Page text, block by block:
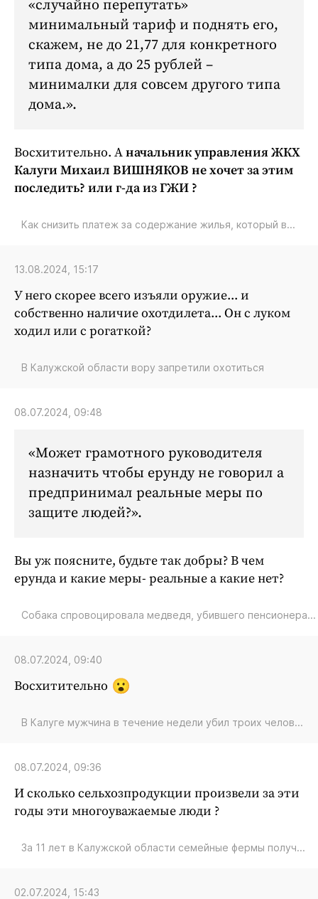
«случайно перепутать»
минимальный тариф и поднять его,
скажем, не до 21,77 для конкретного
типа дома, а до 25 рублей –
минималки для совсем другого типа
дома.
Восхитительно. Аначальник управления ЖКХ
Калуги Михаил ВИШНЯКОВ не хочет за этим
последить? или г-да из ГЖИ ?
Как снизить платеж за содержание жилья, который в...
13.08.2024, 15:17
У него скорее всего изъяли оружие... и
собственно наличие охотдилета... Он с луком
ходил или с рогаткой?
В Калужской области вору запретили охотиться
08.07.2024, 09:48
Может грамотного руководителя
назначить чтобы ерунду не говорил а
предпринимал реальные меры по
защите людей?
Вы уж поясните, будьте так добры? В чем
ерунда и какие меры- реальные а какие нет?
Собака спровоцировала медведя, убившего пенсионера...
08.07.2024, 09:40
Восхитительно
В Калуге мужчина в течение недели убил троих челов...
08.07.2024, 09:36
И сколько сельхозпродукции произвели за эти
годы эти многоуважаемые люди ?
За 11 лет в Калужской области семейные фермы получ...
02.07.2024, 15:43